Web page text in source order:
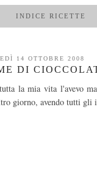
INDICE RICETTE
14 OTTOBRE 2008
DI
la mia vita l'avevo
giorno, avendo tutti gli